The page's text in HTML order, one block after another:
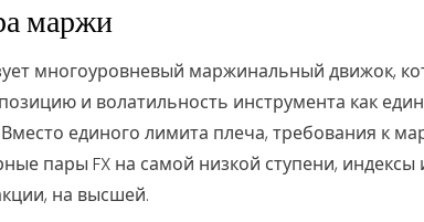
маржи
многоуровневый маржинальный движок,
и волатильность инструмента как
единого лимита плеча, требования к
пары FX на самой низкой ступени, индексы
на высшей.